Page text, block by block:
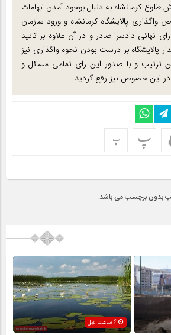
طلوع کرمانشاه به دنبال بوجود آمدن ابهامات
پالایشگاه کرمانشاه و ورود سازمان
نهائی دادسرا صادر و در آن علاوه بر تائید
پالایشگاه بر درست بودن نحوه واگذاری نیز
ترتیب و با صدور این رای تمامی مسائل و
در این خصوص نیز رفع گردید
پ پ
بدون برچسب می باشد.